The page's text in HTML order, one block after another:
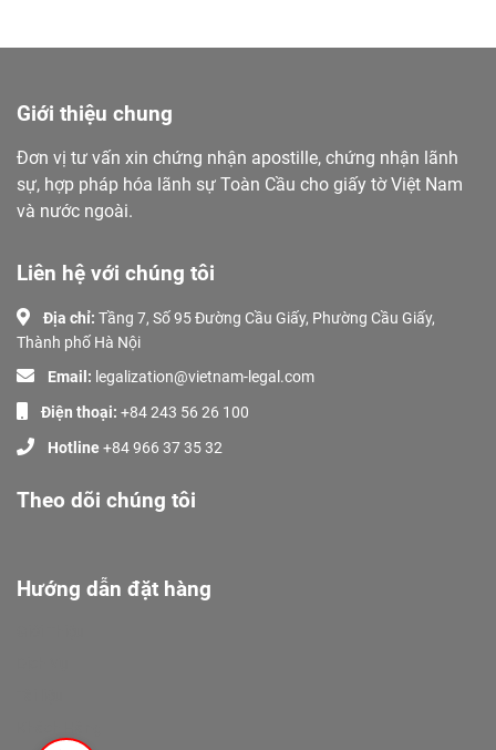
Giới thiệu chung
Đơn vị tư vấn xin chứng nhận apostille, chứng nhận lãnh
sự, hợp pháp hóa lãnh sự Toàn Cầu cho giấy tờ Việt Nam
và nước ngoài.
Liên hệ với chúng tôi
Địa chỉ: Tầng 7, Số 95 Đường Cầu Giấy, Phường Cầu Giấy,
Thành phố Hà Nội
Email: legalization@vietnam-legal.com
Điện thoại: +84 243 56 26 100
Hotline+84 966 37 35 32
Theo dõi chúng tôi
Hướng dẫn đặt hàng